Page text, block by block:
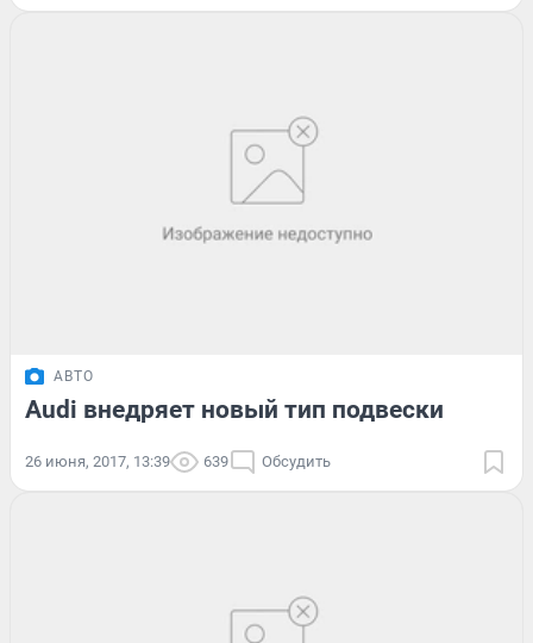
АВТО
Audi внедряет новый тип подвески
26 июня, 2017, 13:39 639 Обсудить